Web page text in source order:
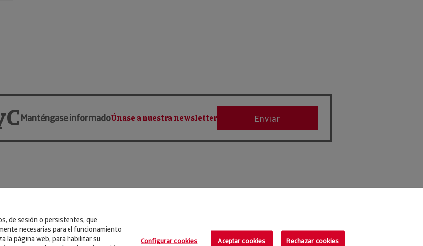
Manténgase informadoÚnase a nuestra newsletter Enviar
de sesión o persistentes, que
necesarias para el funcionamiento
la página web, para habilitar su
Configurar cookies Aceptar cookies Rechazar cookies